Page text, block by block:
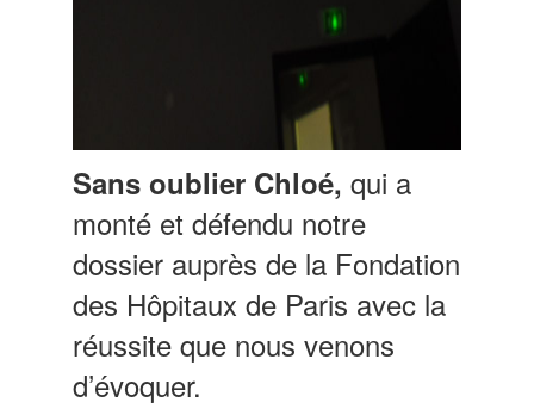
Sans oublier Chloé, qui a
monté et défendu notre
dossier auprès de la Fondation
des Hôpitaux de Paris avec la
réussite que nous venons
d’évoquer.